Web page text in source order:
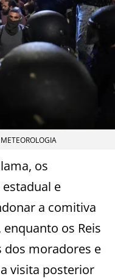
os
e
a comitiva
os Reis
dos moradores e
visita posterior